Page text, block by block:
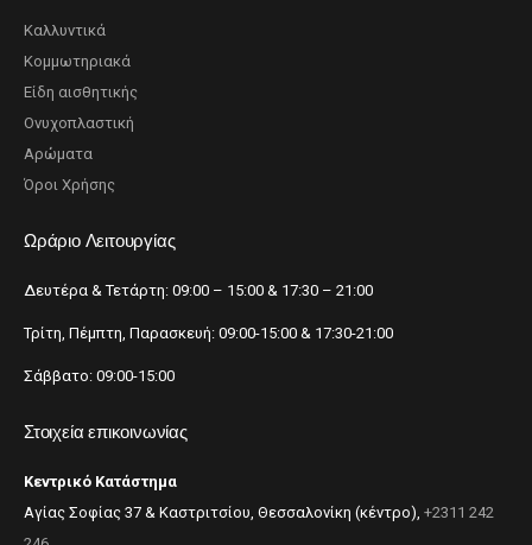
Καλλυντικά
Κομμωτηριακά
Είδη αισθητικής
Ονυχοπλαστική
Αρώματα
Όροι Χρήσης
Ωράριο Λειτουργίας
Δευτέρα & Τετάρτη: 09:00 – 15:00 & 17:30 – 21:00
Τρίτη, Πέμπτη, Παρασκευή: 09:00-15:00 & 17:30-21:00
Σάββατο: 09:00-15:00
Στοιχεία επικοινωνίας
Κεντρικό Κατάστημα
Αγίας Σοφίας 37 & Καστριτσίου, Θεσσαλονίκη (κέντρο), +2311 242